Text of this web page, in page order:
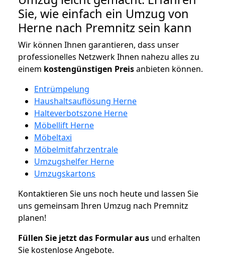
Sie, wie einfach ein Umzug von
Herne nach Premnitz sein kann
Wir können Ihnen garantieren, dass unser
professionelles Netzwerk Ihnen nahezu alles zu
einem kostengünstigen Preisanbieten können.
Entrümpelung
Haushaltsauflösung Herne
Halteverbotszone Herne
Möbellift Herne
Möbeltaxi
Möbelmitfahrzentrale
Umzugshelfer Herne
Umzugskartons
Kontaktieren Sie uns noch heute und lassen Sie
uns gemeinsam Ihren Umzug nach Premnitz
planen!
Füllen Sie jetzt das Formular aus und erhalten
Sie kostenlose Angebote.